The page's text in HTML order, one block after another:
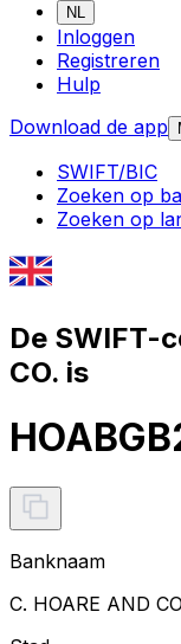
NL
Inloggen
Registreren
Hulp
Download de app
SWIFT/BIC
Zoeken op
Zoeken op
De SWIFT-
CO. is
Banknaam
C. HOARE AND